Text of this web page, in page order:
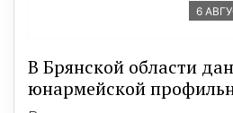
6
В Брянской области
юнармейской